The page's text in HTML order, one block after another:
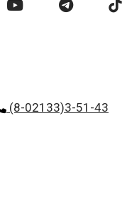
(8-02133)3-51-43